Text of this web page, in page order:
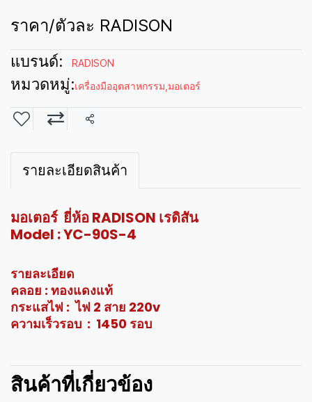
ราคา/ตัวละ RADISON
แบรนด์: RADISON
หมวดหมู่:เครื่องมืออุตสาหกรรม มอเตอร์
แชร์
รายละเอียดสินค้า
มอเตอร์ ยี่ห้อ RADISON เรดิสัน
Model : YC-90S-4
รายละเอียด
คลอย : ทองแดงแท้
กระแสไฟ : ไฟ 2 สาย 220v
ความเร็วรอบ : 1450 รอบ
สินค้าที่เกี่ยวข้อง